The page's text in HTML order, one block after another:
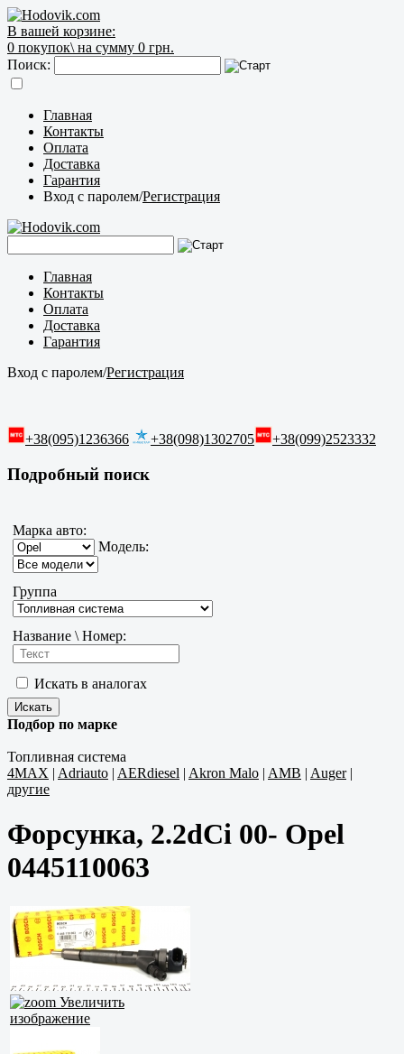
В вашей корзине:
0 покупок\ на сумму 0 грн.
Поиск:
Главная
Контакты
Оплата
Доставка
Гарантия
Вход с паролем/Регистрация
Главная
Контакты
Оплата
Доставка
Гарантия
Вход с паролем/Регистрация
+38(095)1236366 +38(098)1302705 +38(099)2523332
Подробный поиск
Марка авто:
Модель:
Группа
Название \ Номер:
Искать в аналогах
Подбор по марке
Топливная система
4MAX | Adriauto | AERdiesel | Akron Malo | AMB | Auger|
другие
Форсунка, 2.2dCi 00- Opel
0445110063
Увеличить
изображение